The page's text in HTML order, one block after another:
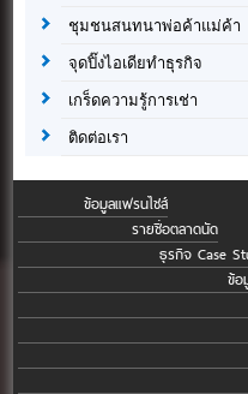
ชุมชนสนทนาพ่อค้าแม่ค้า
จุดปิ๊งไอเดียทำธุรกิจ
เกร็ดความรู้การเช่า
ติดต่อเรา
ข้อมูลแฟรนไชส์
รายชื่อตลาดนัด
ธุรกิจ Case
ข้อ